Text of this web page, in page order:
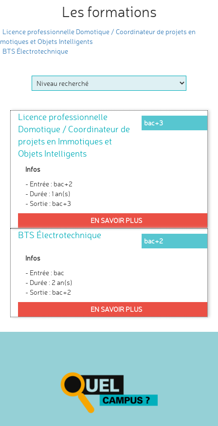
Les formations
Licence professionnelle Domotique / Coordinateur de projets en
et Objets Intelligents
BTS Électrotechnique
Licence professionnelle
Domotique / Coordinateur de
projets en Immotiques et
Objets Intelligents
bac+3
Infos
- Entrée : bac+2
- Durée : 1 an(s)
- Sortie : bac+3
EN SAVOIR PLUS
BTS Électrotechnique
bac+2
Infos
- Entrée : bac
- Durée : 2 an(s)
- Sortie : bac+2
EN SAVOIR PLUS